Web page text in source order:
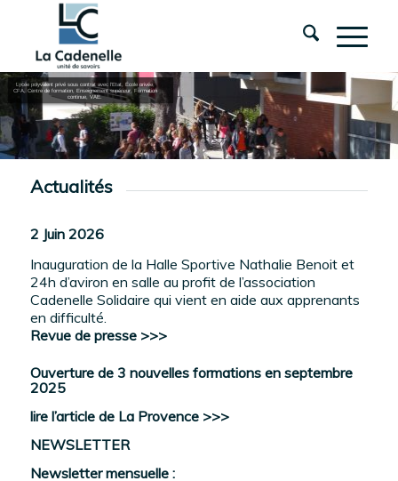
Lycée polyvalent privé sous contrat avec l’Etat, École privée,
CFA, Centre de formation, Enseignement supérieur, Formation
continue, VAE.
Actualités
2 Juin 2026
Inauguration de la Halle Sportive Nathalie Benoit et
24h d’aviron en salle au profit de l’association
Cadenelle Solidaire qui vient en aide aux apprenants
en difficulté.
Revue de presse >>>
Ouverture de 3 nouvelles formations en septembre
2025
lire l’article de La Provence >>>
NEWSLETTER
Newsletter mensuelle :